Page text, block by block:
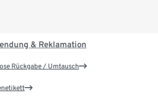
& Reklamation
Rückgabe / Umtausch